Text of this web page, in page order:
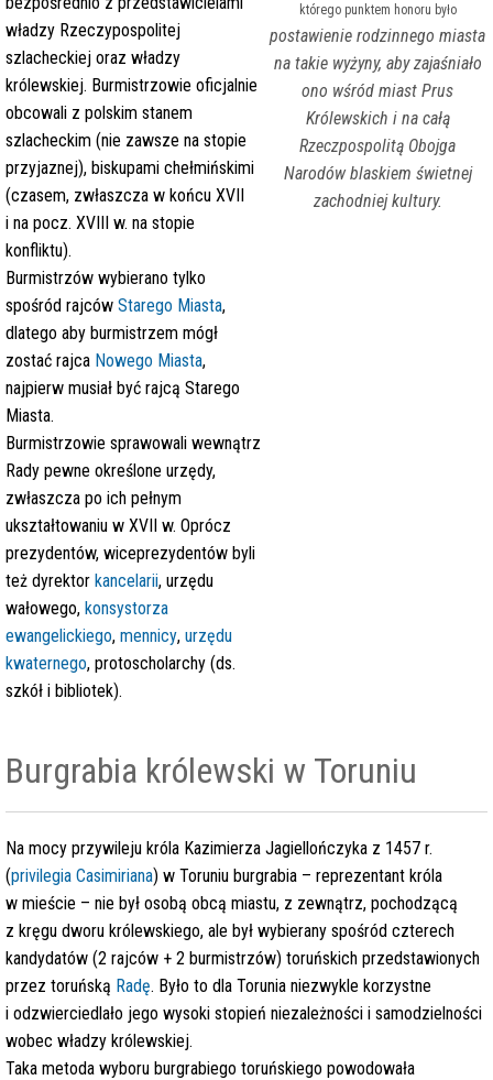
władzy Rzeczypospolitej
szlacheckiej oraz władzy
królewskiej. Burmistrzowie oficjalnie
obcowali z polskim stanem
szlacheckim (nie zawsze na stopie
przyjaznej), biskupami chełmińskimi
(czasem, zwłaszcza w końcu XVII
i na pocz. XVIII w. na stopie
konfliktu).
Burmistrzów wybierano tylko
spośród rajców Starego Miasta,
dlatego aby burmistrzem mógł
zostać rajca Nowego Miasta,
najpierw musiał być rajcą Starego
Miasta.
Burmistrzowie sprawowali wewnątrz
Rady pewne określone urzędy,
zwłaszcza po ich pełnym
ukształtowaniu w XVII w. Oprócz
prezydentów, wiceprezydentów byli
też dyrektor kancelarii, urzędu
wałowego, konsystorza
ewangelickiego, mennicy, urzędu
kwaternego, protoscholarchy (ds.
szkół i bibliotek).
którego punktem honoru było
postawienie rodzinnego miasta
na takie wyżyny, aby zajaśniało
ono wśród miast Prus
Królewskich i na całą
Rzeczpospolitą Obojga
Narodów blaskiem świetnej
zachodniej kultury.
Burgrabia królewski w Toruniu
Na mocy przywileju króla Kazimierza Jagiellończyka z 1457 r.
(privilegia Casimiriana) w Toruniu burgrabia – reprezentant króla
w mieście – nie był osobą obcą miastu, z zewnątrz, pochodzącą
z kręgu dworu królewskiego, ale był wybierany spośród czterech
kandydatów (2 rajców + 2 burmistrzów) toruńskich przedstawionych
przez toruńską Radę. Było to dla Torunia niezwykle korzystne
i odzwierciedlało jego wysoki stopień niezależności i samodzielności
wobec władzy królewskiej.
Taka metoda wyboru burgrabiego toruńskiego powodowała